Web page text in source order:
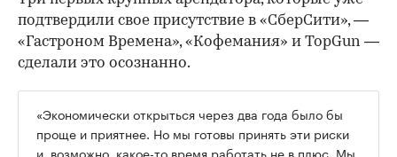
подтвердили свое присутствие в «СберСити», —
«Гастроном Времена», «Кофемания» и TopGun —
сделали это осознанно.
«Экономически открыться через два года было бы
проще и приятнее. Но мы готовы принять эти риски
и, возможно, какое-то время работать не в плюс. Мы